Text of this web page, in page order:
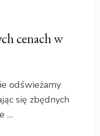
cenach w
odświeżamy
się zbędnych
…